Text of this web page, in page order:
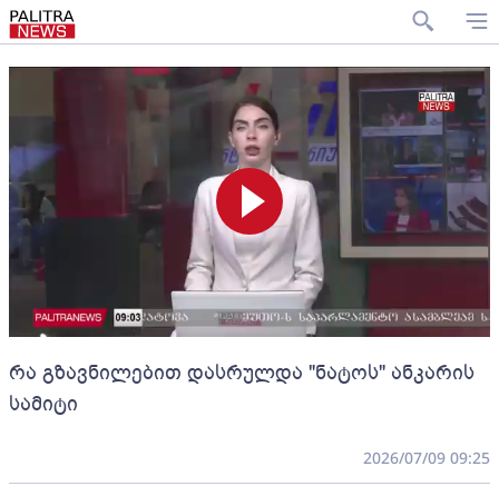
რა გზავნილებით დასრულდა "ნატოს" ანკარის
სამიტი
2026/07/09 09:25